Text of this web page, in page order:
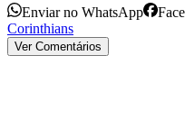
Enviar no WhatsApp
Corinthians
Ver Comentários